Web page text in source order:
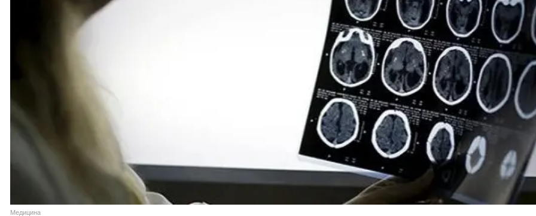
Медицина